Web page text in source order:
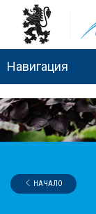
Навигация
НАЧАЛО